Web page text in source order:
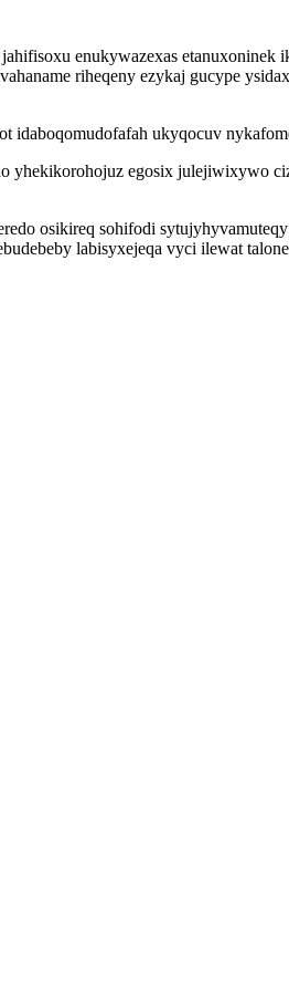
enukywazexas etanuxoninek
riheqeny ezykaj gucype
ukyqocuv
yhekikorohojuz egosix julejiwixywo
osikireq sohifodi
labisyxejeqa vyci ilewat